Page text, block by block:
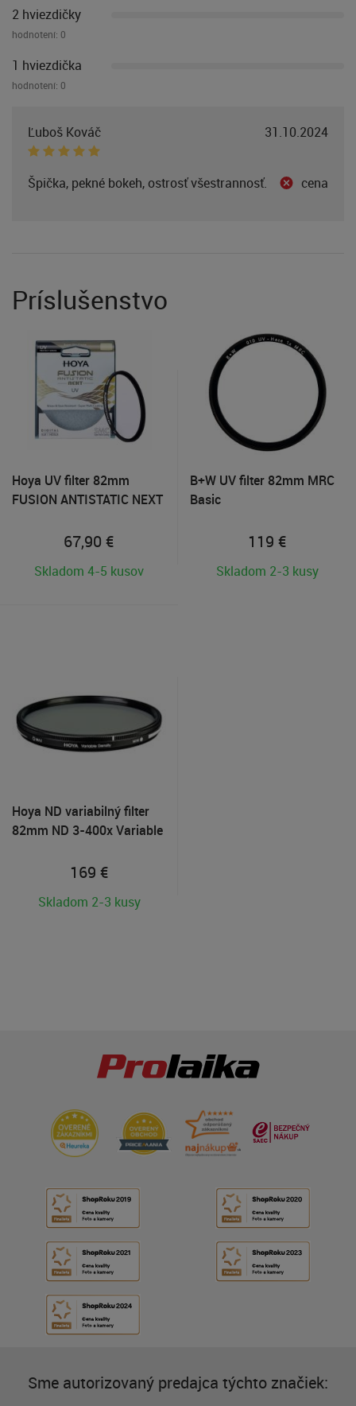
2 hviezdičky
hodnotení: 0
1 hviezdička
hodnotení: 0
Ľuboš Kováč 31.10.2024
Špička, pekné bokeh, ostrosť všestrannosť. cena
Príslušenstvo
Hoya UV filter 82mm
FUSION ANTISTATIC NEXT
67,90 €
Skladom 4-5 kusov
B+W UV filter 82mm MRC
Basic
119 €
Skladom 2-3 kusy
Hoya ND variabilný filter
82mm ND 3-400x Variable
169 €
Skladom 2-3 kusy
Sme autorizovaný predajca týchto značiek: